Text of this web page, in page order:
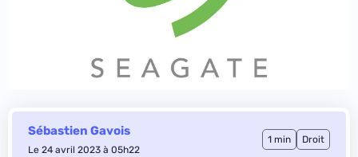
Sébastien Gavois
Le 24 avril 2023 à 05h22
1 min Droit